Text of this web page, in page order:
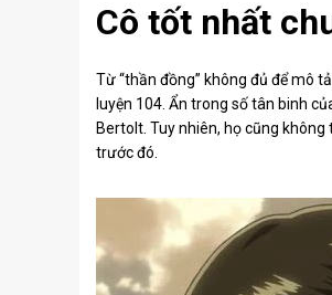
Cô tốt nhất
Từ “thần đồng” không đủ để mô
luyện 104. Ẩn trong số tân binh
Bertolt. Tuy nhiên, họ cũng
trước đó.